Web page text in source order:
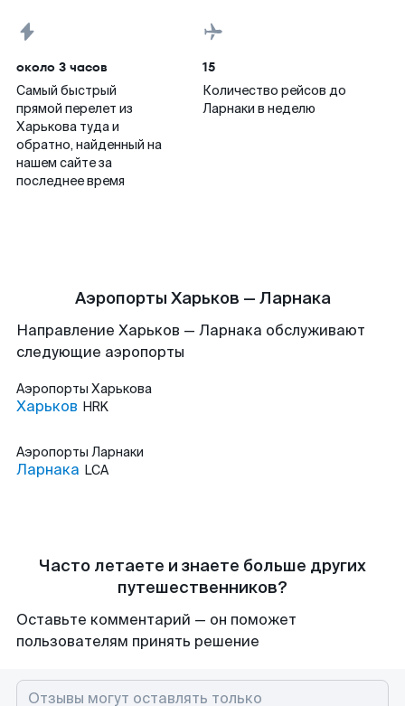
около 3 часов
Самый быстрый
прямой перелет из
Харькова туда и
обратно, найденный на
нашем сайте за
последнее время
15
Количество рейсов до
Ларнаки в неделю
Аэропорты Харьков — Ларнака
Направление Харьков — Ларнака обслуживают
следующие аэропорты
Аэропорты Харькова
Харьков HRK
Аэропорты Ларнаки
Ларнака LCA
Часто летаете и знаете больше других
путешественников?
Оставьте комментарий — он поможет
пользователям принять решение